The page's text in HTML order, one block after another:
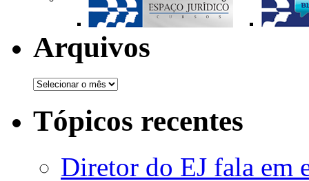
Arquivos
Tópicos recentes
Diretor do EJ fala em